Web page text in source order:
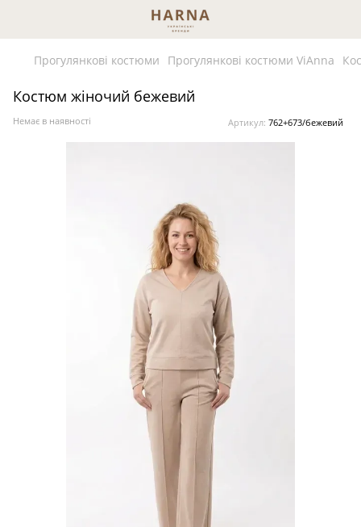
Прогулянкові костюми Прогулянкові костюми ViAnna
Костюм жіночий бежевий
Немає в наявності Артикул: 762+673/бежевий